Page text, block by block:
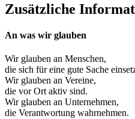
Zusätzliche
An was wir glauben
Wir glauben an Menschen,
die sich für eine gute Sache
Wir glauben an Vereine,
die vor Ort aktiv sind.
Wir glauben an Unternehmen,
die Verantwortung wahrnehmen.